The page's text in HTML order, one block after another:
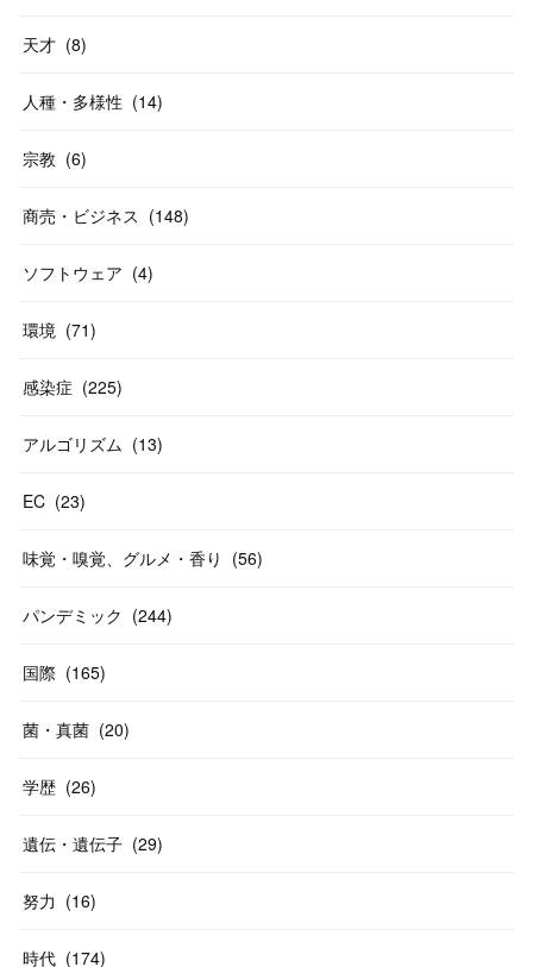
天才 (8)
人種・多様性 (14)
宗教 (6)
商売・ビジネス (148)
ソフトウェア (4)
環境 (71)
感染症 (225)
アルゴリズム (13)
EC (23)
味覚・嗅覚、グルメ・香り (56)
パンデミック (244)
国際 (165)
菌・真菌 (20)
学歴 (26)
遺伝・遺伝子 (29)
努力 (16)
時代 (174)